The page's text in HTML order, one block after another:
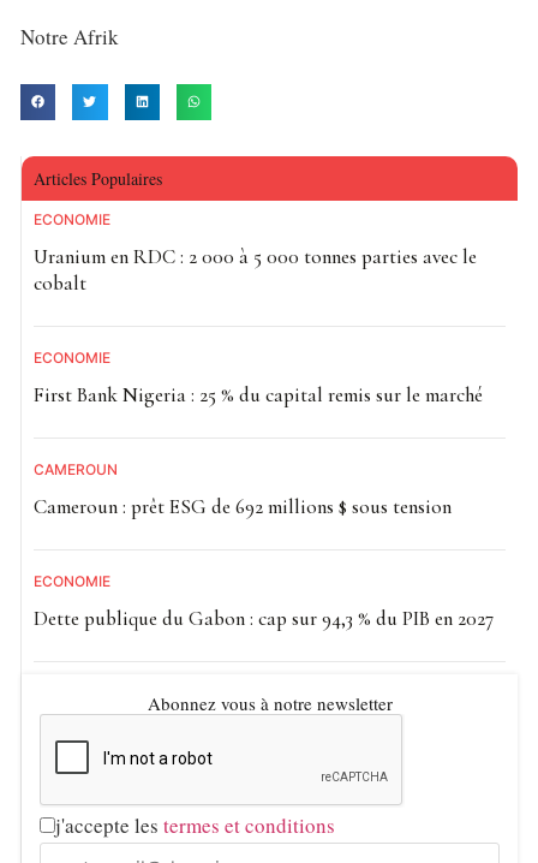
Notre Afrik
Articles Populaires
ECONOMIE
Uranium en RDC : 2 000 à 5 000 tonnes parties avec le
cobalt
ECONOMIE
First Bank Nigeria : 25 % du capital remis sur le marché
CAMEROUN
Cameroun : prêt ESG de 692 millions $ sous tension
ECONOMIE
Dette publique du Gabon : cap sur 94,3 % du PIB en 2027
Abonnez vous à notre newsletter
j'accepte les termes et conditions